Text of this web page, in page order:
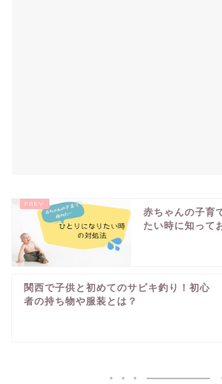
赤ちゃんの子育
たい時に知って
関西で子供と初めてのサビキ釣り！初心
者の持ち物や服装とは？